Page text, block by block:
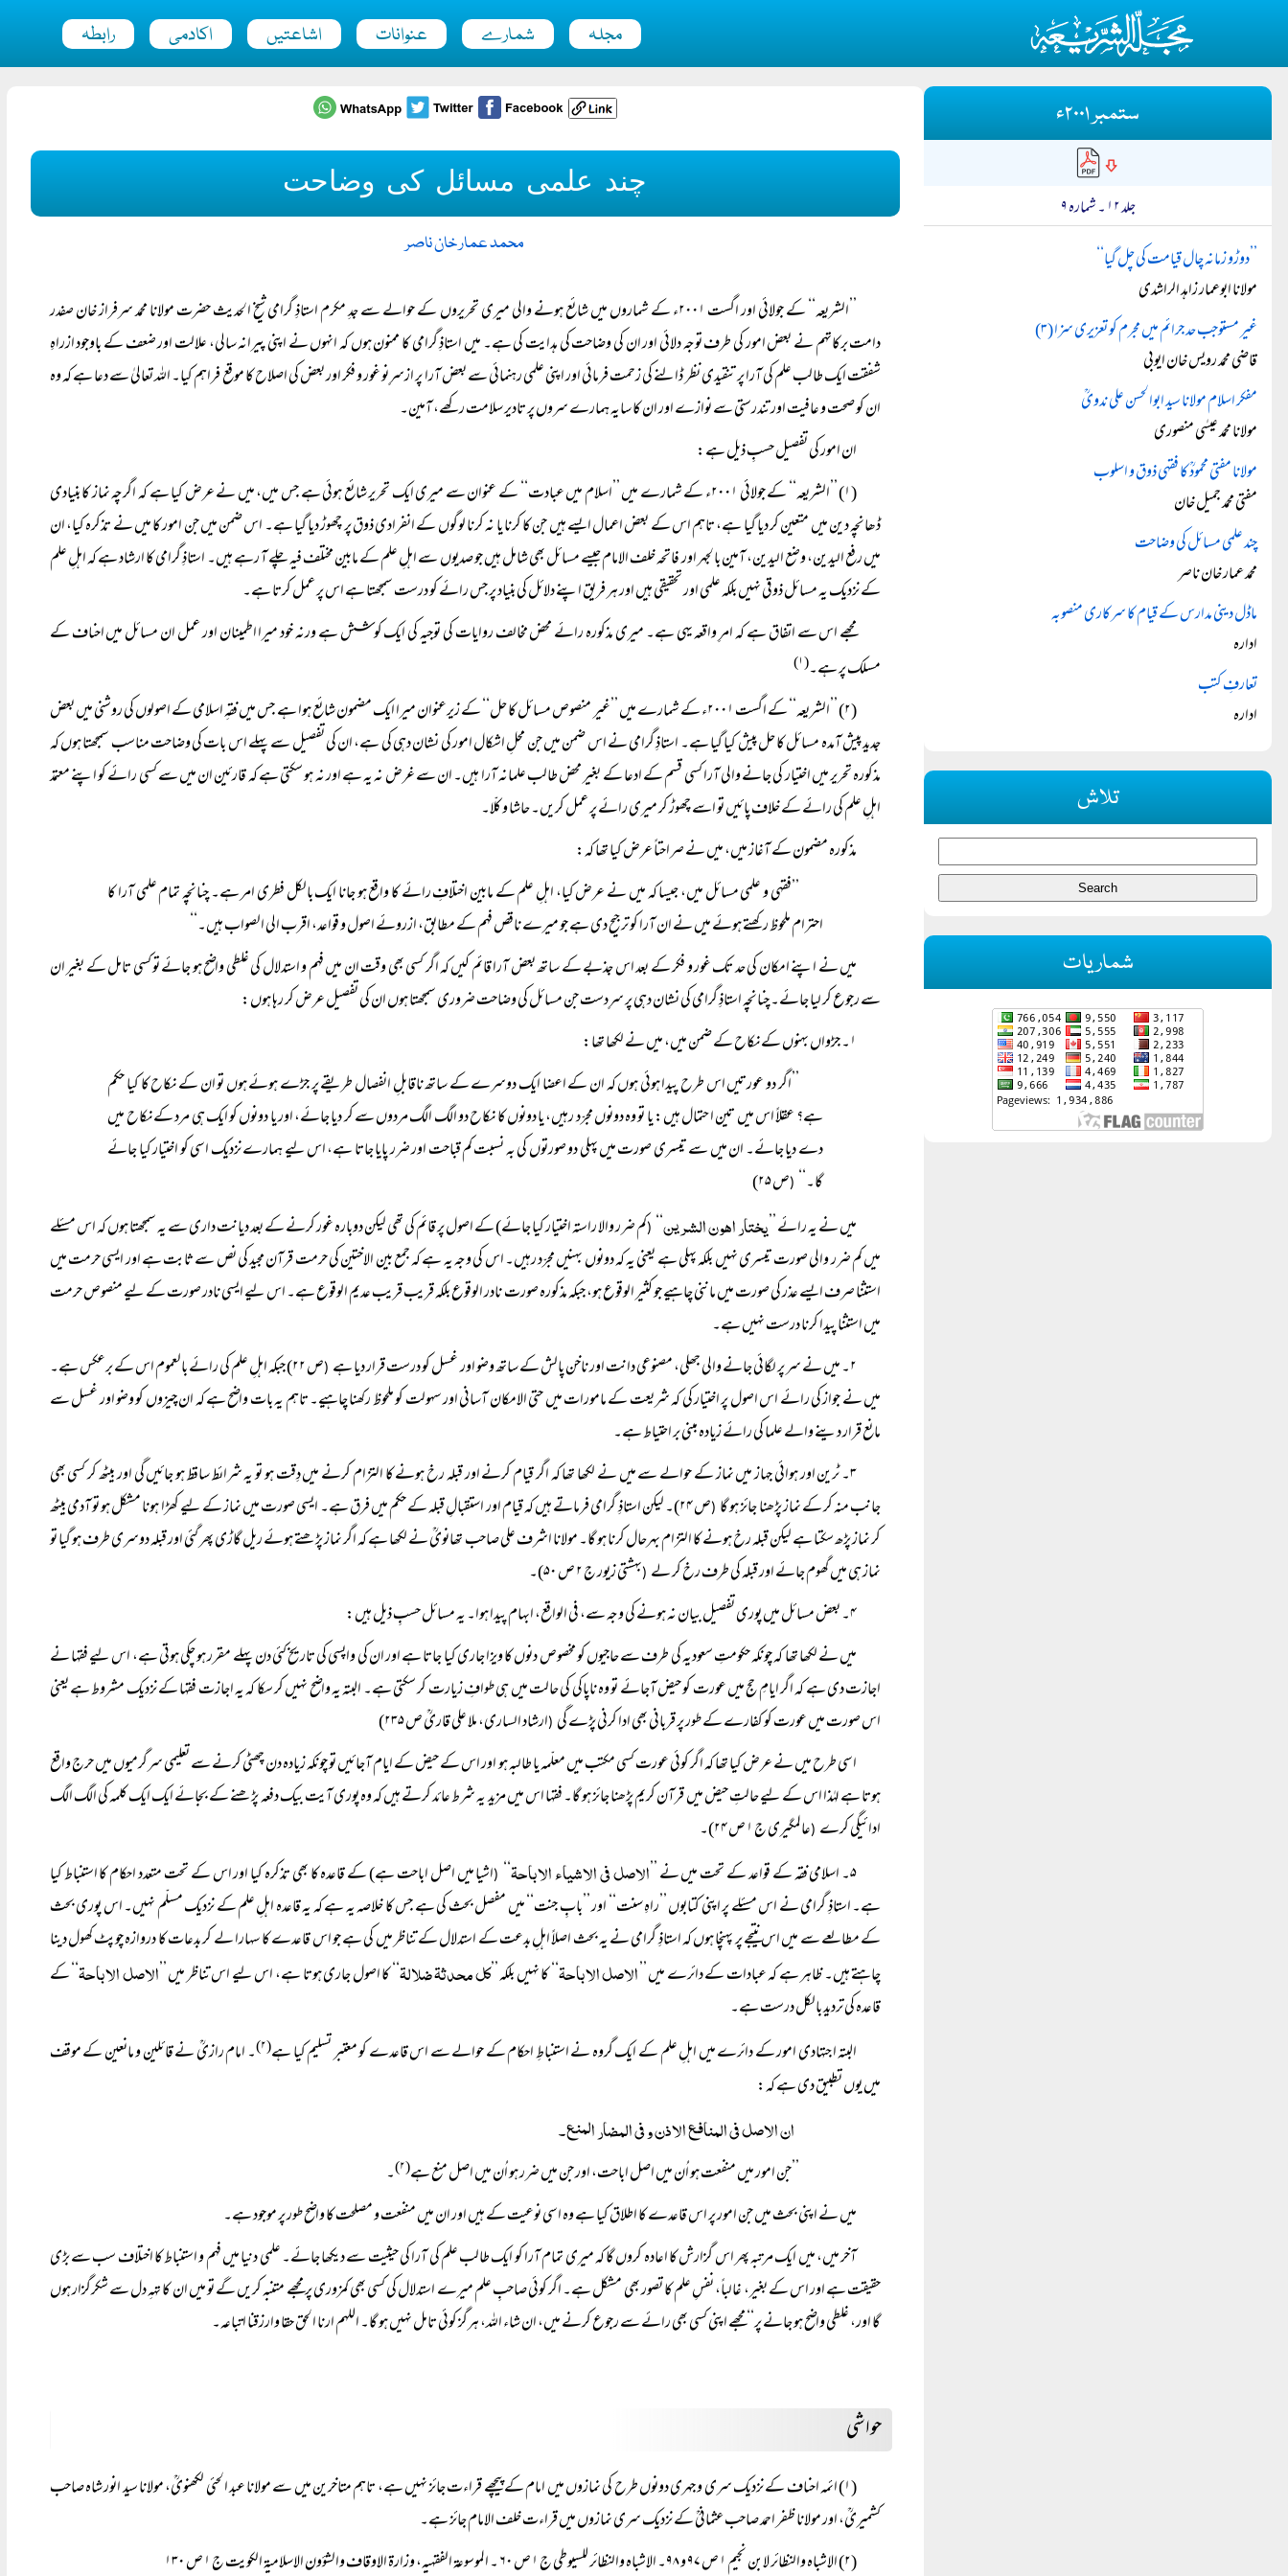
مجلہ شمارے عنوانات اشاعتیں اکادمی رابطہ
چند علمی مسائل کی وضاحت
محمد عمار خان ناصر
’’الشریعہ‘‘ کے جولائی اور اگست ۲۰۰۱ء کے شماروں میں شائع ہونے والی میری تحریروں کے حوالے سے جدِ مکرم استاذِ گرامی شیخ الحدیث حضرت مولانا محمد سرفراز خان صفدر
دامت برکاتہم نے بعض امور کی طرف توجہ دلائی اور ان کی وضاحت کی ہدایت کی ہے۔ میں استاذِ گرامی کا ممنون ہوں کہ انہوں نے اپنی پیرانہ سالی، علالت اور ضعف کے باوجود ازراہِ
شفقت ایک طالب علم کی آرا پر تنقیدی نظر ڈالنے کی زحمت فرمائی اور اپنی علمی رہنمائی سے بعض آرا پر ازسرِنو غور و فکر اور بعض کی اصلاح کا موقع فراہم کیا۔ اللہ تعالیٰ سے دعا ہے کہ وہ
ان کو صحت و عافیت اور تندرستی سے نوازے اور ان کا سایہ ہمارے سروں پر تادیر سلامت رکھے، آمین۔
ان امور کی تفصیل حسبِ ذیل ہے:
(۱) ’’الشریعہ‘‘ کے جولائی ۲۰۰۱ء کے شمارے میں ’’اسلام میں عبادت‘‘ کے عنوان سے میری ایک تحریر شائع ہوئی ہے جس میں، میں نے عرض کیا ہے کہ اگرچہ نماز کا بنیادی
ڈھانچہ دین میں متعین کر دیا گیا ہے، تاہم اس کے بعض اعمال ایسے ہیں جن کا کرنا یا نہ کرنا لوگوں کے انفرادی ذوق پر چھوڑ دیا گیا ہے۔ اس ضمن میں جن امور کا میں نے تذکرہ کیا، ان
میں رفع الیدین، وضع الیدین، آمین بالجہر اور فاتحہ خلف الامام جیسے مسائل بھی شامل ہیں جو صدیوں سے اہلِ علم کے مابین مختلف فیہ چلے آ رہے ہیں۔ استاذِ گرامی کا ارشاد ہے کہ اہلِ علم
کے نزدیک یہ مسائل ذوقی نہیں بلکہ علمی اور تحقیقی ہیں اور ہر فریق اپنے دلائل کی بنیاد پر جس رائے کو درست سمجھتا ہے اس پر عمل کرتا ہے۔
مجھے اس سے اتفاق ہے کہ امرِ واقعہ یہی ہے۔ میری مذکورہ رائے محض مخالف روایات کی توجیہ کی ایک کوشش ہے ورنہ خود میرا اطمینان اور عمل ان مسائل میں احناف کے
مسلک پر ہے۔(۱)
(۲) ’’الشریعہ‘‘ کے اگست ۲۰۰۱ء کے شمارے میں ’’غیر منصوص مسائل کا حل‘‘ کے زیرعنوان میرا ایک مضمون شائع ہوا ہے جس میں فقہِ اسلامی کے اصولوں کی روشنی میں بعض
جدید پیش آمدہ مسائل کا حل پیش کیا گیا ہے۔ استاذِ گرامی نے اس ضمن میں جن محلِ اشکال امور کی نشان دہی کی ہے، ان کی تفصیل سے پہلے اس بات کی وضاحت مناسب سمجھتا ہوں کہ
مذکورہ تحریر میں اختیار کی جانے والی آرا کسی قسم کے ادعا کے بغیر محض طالب علمانہ آرا ہیں۔ ان سے غرض نہ یہ ہے اور نہ ہو سکتی ہے کہ قارئین ان میں سے کسی رائے کو اپنے معتمد
اہلِ علم کی رائے کے خلاف پائیں تو اسے چھوڑ کر میری رائے پر عمل کریں۔ حاشا و کلّا۔
مذکورہ مضمون کے آغاز میں، میں نے صراحتاً‌ عرض کیا تھا کہ:
’’فقہی و علمی مسائل میں، جیسا کہ میں نے عرض کیا، اہلِ علم کے مابین اختلافِ رائے کا واقع ہو جانا ایک بالکل فطری امر ہے۔ چنانچہ تمام علمی آرا کا
احترام ملحوظ رکھتے ہوئے میں نے ان آرا کو ترجیح دی ہے جو میرے ناقص فہم کے مطابق، ازروئے اصول و قواعد، اقرب الی الصواب ہیں۔‘‘
میں نے اپنے امکان کی حد تک غور و فکر کے بعد اس جذبے کے ساتھ بعض آرا قائم کیں کہ اگر کسی بھی وقت ان میں فہم و استدلال کی غلطی واضح ہو جائے تو کسی تامل کے بغیر ان
سے رجوع کر لیا جائے۔ چنانچہ استاذِ گرامی کی نشان دہی پر سرِدست جن مسائل کی وضاحت ضروری سمجھتا ہوں ان کی تفصیل عرض کر رہا ہوں:
۱۔ جڑواں بہنوں کے نکاح کے ضمن میں، میں نے لکھا تھا:
’’اگر دو عورتیں اس طرح پیدا ہوئی ہوں کہ ان کے اعضا ایک دوسرے کے ساتھ ناقابلِ انفصال طریقے پر جڑے ہوئے ہوں تو ان کے نکاح کا کیا حکم
ہے؟ عقلاً‌ اس میں تین احتمال ہیں: یا تو وہ دونوں مجرّد رہیں، یا دونوں کا نکاح دو الگ الگ مردوں سے کر دیا جائے، اور یا دونوں کو ایک ہی مرد کے نکاح میں
دے دیا جائے۔ ان میں سے تیسری صورت میں پہلی دو صورتوں کی بہ نسبت کم قباحت اور ضرر پایا جاتا ہے، اس لیے ہمارے نزدیک اسی کو اختیار کیا جائے
گا۔‘‘
(ص ۲۵)
میں نے یہ رائے ’’ یختار اھون الشرین‘‘
(کم ضرر والا راستہ اختیار کیا جائے) کے اصول پر قائم کی تھی لیکن دوبارہ غور کرنے کے بعد دیانت داری سے یہ سمجھتا ہوں کہ اس مسئلے
میں کم ضرر والی صورت تیسری نہیں بلکہ پہلی ہے یعنی یہ کہ دونوں بہنیں مجرّد رہیں۔ اس کی وجہ یہ ہے کہ جمع بین الاختین کی حرمت قرآن مجید کی نص سے ثابت ہے اور ایسی حرمت میں
استثنا صرف ایسے عذر کی صورت میں ماننی چاہیے جو کثیر الوقوع ہو، جبکہ مذکورہ صورت نادر الوقوع بلکہ قریب قریب عدیم الوقوع ہے۔ اس لیے ایسی نادر صورت کے لیے منصوص حرمت
میں استثنا پیدا کرنا درست نہیں ہے۔
۲۔ میں نے سر پر لگائی جانے والی جھلی، مصنوعی دانت اور ناخن پالش کے ساتھ وضو اور غسل کو درست قرار دیا ہے
(
ص ۲۲) جبکہ اہلِ علم کی رائے بالعموم اس کے برعکس ہے۔
میں نے جواز کی رائے اس اصول پر اختیار کی کہ شریعت کے مامورات میں حتی الامکان آسانی اور سہولت کو ملحوظ رکھنا چاہیے۔ تاہم یہ بات واضح ہے کہ ان چیزوں کو وضو اور غسل سے
مانع قرار دینے والے علما کی رائے زیادہ مبنی بر احتیاط ہے۔
۳۔ ٹرین اور ہوائی جہاز میں نماز کے حوالے سے میں نے لکھا تھا کہ اگر قیام کرنے اور قبلہ رخ ہونے کا التزام کرنے میں دِقت ہو تو یہ شرائط ساقط ہو جائیں گی اور بیٹھ کر کسی بھی
جانب منہ کر کے نماز پڑھنا جائز ہو گا (
ص ۲۴)۔ لیکن استاذِ گرامی فرماتے ہیں کہ قیام اور استقبالِ قبلہ کے حکم میں فرق ہے۔ ایسی صورت میں نماز کے لیے کھڑا ہونا مشکل ہو تو آدمی بیٹھ
کر نماز پڑھ سکتا ہے لیکن قبلہ رخ ہونے کا التزام بہرحال کرنا ہو گا۔ مولانا اشرف علی صاحب تھانویؒ نے لکھا ہے کہ اگر نماز پڑھتے ہوئے ریل گاڑی پھر گئی اور قبلہ دوسری طرف ہو گیا تو
نماز ہی میں گھوم جائے اور قبلہ کی طرف رخ کر لے (بہشتی زیور ج ۲ ص ۵۰)۔
۴۔ بعض مسائل میں پوری تفصیل بیان نہ ہونے کی وجہ سے، فی الواقع، ابہام پیدا ہوا۔ یہ مسائل حسبِ ذیل ہیں:
میں نے لکھا تھا کہ چونکہ حکومتِ سعودیہ کی طرف سے حاجیوں کو مخصوص دنوں کا ویزا جاری کیا جاتا ہے اور ان کی واپسی کی تاریخ کئی دن پہلے مقرر ہو چکی ہوتی ہے، اس لیے فقہا نے
اجازت دی ہے کہ اگر ایامِ حج میں عورت کو حیض آجائے تو وہ ناپاکی کی حالت میں ہی طوافِ زیارت کر سکتی ہے۔ البتہ یہ واضح نہیں کر سکا کہ یہ اجازت فقہا کے نزدیک مشروط ہے یعنی
اس صورت میں عورت کو کفارے کے طور پر قربانی بھی ادا کرنی پڑے گی (ارشاد الساری، ملا علی قاریؒ ص ۲۳۵)
اسی طرح میں نے عرض کیا تھا کہ اگر کوئی عورت کسی مکتب میں معلّمہ یا طالبہ ہو اور اس کے حیض کے ایام آجائیں تو چونکہ زیادہ دن چھٹی کرنے سے تعلیمی سرگرمیوں میں حرج واقع
ہوتا ہے لہٰذا اس کے لیے حالتِ حیض میں قرآن کریم پڑھنا جائز ہو گا۔ فقہا اس میں مزید یہ شرط عائد کرتے ہیں کہ وہ پوری آیت بیک دفعہ پڑھنے کے بجائے ایک ایک کلمہ کی الگ الگ
ادائیگی کرے (عالمگیری ج ۱ ص ۲۴)۔
۵۔ اسلامی فقہ کے قواعد کے تحت میں نے ’’
الاصل فی الاشیاء الاباحۃ‘‘
(اشیا میں اصل اباحت ہے) کے قاعدہ کا بھی تذکرہ کیا اور اس کے تحت متعدد احکام کا استنباط کیا
ہے۔ استاذِ گرامی نے اس مسئلے پر اپنی کتابوں ’’راہِ سنت‘‘ اور ’’بابِ جنت‘‘ میں مفصل بحث کی ہے جس کا خلاصہ یہ ہے کہ یہ قاعدہ اہلِ علم کے نزدیک مسلّم نہیں۔ اس پوری بحث
کے مطالعے سے میں اس نتیجے پر پہنچا ہوں کہ استاذِ گرامی نے یہ بحث اصلاً‌ اہلِ بدعت کے استدلال کے تناظر میں کی ہے جو اس قاعدے کا سہارا لے کر بدعات کا دروازہ چوپٹ کھول دینا
چاہتے ہیں۔ ظاہر ہے کہ عبادات کے دائرے میں ’’ الاصل الاباحۃ ‘‘ کا نہیں بلکہ ’’کل محدثۃ ضلالۃ ‘‘ کا اصول جاری ہوتا ہے، اس لیے اس تناظر میں ’’ الاصل الاباحۃ‘‘ کے
قاعدہ کی تردید بالکل درست ہے۔
البتہ اجتہادی امور کے دائرے میں اہلِ علم کے ایک گروہ نے استنباطِ احکام کے حوالے سے اس قاعدے کو معتبر تسلیم کیا ہے(۲) ۔ امام رازیؒ نے قائلین و مانعین کے موقف
میں یوں تطبیق دی ہے کہ:
ان الاصل فی المنافع الاذن و فی المضار المنع۔
’’جن امور میں منفعت ہو اُن میں اصل اباحت، اور جن میں ضرر ہو اُن میں اصل منع ہے(۲) ۔
میں نے اپنی بحث میں جن امور پر اس قاعدے کا اطلاق کیا ہے وہ اسی نوعیت کے ہیں اور ان میں منفعت و مصلحت کا واضح طور پر موجود ہے۔
آخر میں، میں ایک مرتبہ پھر اس گزارش کا اعادہ کروں گا کہ میری تمام آرا کو ایک طالب علم کی آرا کی حیثیت سے دیکھا جائے۔ علمی دنیا میں فہم و استنباط کا اختلاف سب سے بڑی
حقیقت ہے اور اس کے بغیر، غالباً‌، نفسِ علم کا تصور بھی مشکل ہے۔ اگر کوئی صاحبِ علم میرے استدلال کی کسی بھی کمزوری پر مجھے متنبہ کریں گے تو میں ان کا تہہِ دل سے شکرگزار ہوں
گا اور، غلطی واضح ہو جانے پر‘‘ مجھے اپنی کسی بھی رائے سے رجوع کرنے میں، ان شاء اللہ، ہرگز کوئی تامل نہیں ہو گا۔ اللہم ارنا الحق حقا وارزقنا اتباعہ۔
حواشی
(۱) ائمہ احناف کے نزدیک سری و جہری دونوں طرح کی نمازوں میں امام کے پیچھے قراءت جائز نہیں ہے، تاہم متاخرین میں سے مولانا عبد الحئی لکھنویؒ، مولانا سید انور شاہ صاحب
کشمیریؒ، اور مولانا ظفر احمد صاحب عثمانیؒ کے نزدیک سری نمازوں میں قراءت خلف الامام جائز ہے۔
(۲) الاشباہ والنظائر لابن نجیم ۱ ص ۹۷ و ۹۸۔ الاشباہ والنظائر للسیوطی ج ۱ ص ۶۰ ۔ الموسوعۃ الفقہیہ، وزارۃ الاوقاف والشؤون الاسلامیۃ الکویت ج ۱ ص ۱۳۰
ستمبر ۲۰۰۱ء
جلد ۱۲ ۔ شمارہ ۹
’’دوڑو زمانہ چال قیامت کی چل گیا‘‘
مولانا ابوعمار زاہد الراشدی
غیر مستوجب حد جرائم میں مجرم کو تعزیری سزا (۳)
قاضی محمد رویس خان ایوبی
مفکر اسلام مولانا سید ابوالحسن علی ندویؒ
مولانا محمد عیسٰی منصوری
مولانا مفتی محمودؒ کا فقہی ذوق و اسلوب
مفتی محمد جمیل خان
چند علمی مسائل کی وضاحت
محمد عمار خان ناصر
ماڈل دینی مدارس کے قیام کا سرکاری منصوبہ
ادارہ
تعارفِ کتب
ادارہ
تلاش
شماریات